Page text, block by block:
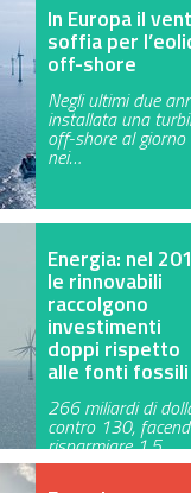
In Europa il
soffia per
off-shore
Negli ultimi due
installata una
off-shore al giorno
nei…
Energia: nel
le rinnovabili
raccolgono
investimenti
doppi rispetto
alle fonti fossili
266 miliardi di
contro 130,
risparmiare 1,5
gigatonnel…